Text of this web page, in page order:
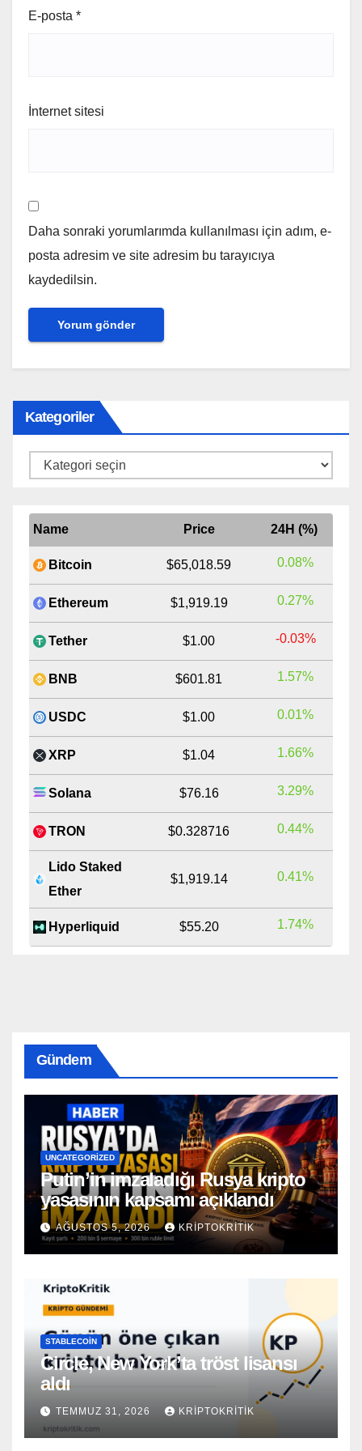
E-posta *
İnternet sitesi
Daha sonraki yorumlarımda kullanılması için adım, e-
posta adresim ve site adresim bu tarayıcıya
kaydedilsin.
Kategoriler
Kategoriler
Name Price 24H (%)
Bitcoin $65,018.59 0.08%
Ethereum $1,919.19 0.27%
Tether $1.00 -0.03%
BNB $601.81 1.57%
USDC $1.00 0.01%
XRP $1.04 1.66%
Solana $76.16 3.29%
TRON $0.328716 0.44%
Lido Staked
Ether
$1,919.14 0.41%
Hyperliquid $55.20 1.74%
Gündem
UNCATEGORIZED
Putin’in imzaladığı Rusya kripto
yasasının kapsamı açıklandı
AĞUSTOS 5, 2026 KRIPTOKRITIK
STABLECOIN
Circle, New York’ta tröst lisansı
aldı
TEMMUZ 31, 2026 KRIPTOKRITIK